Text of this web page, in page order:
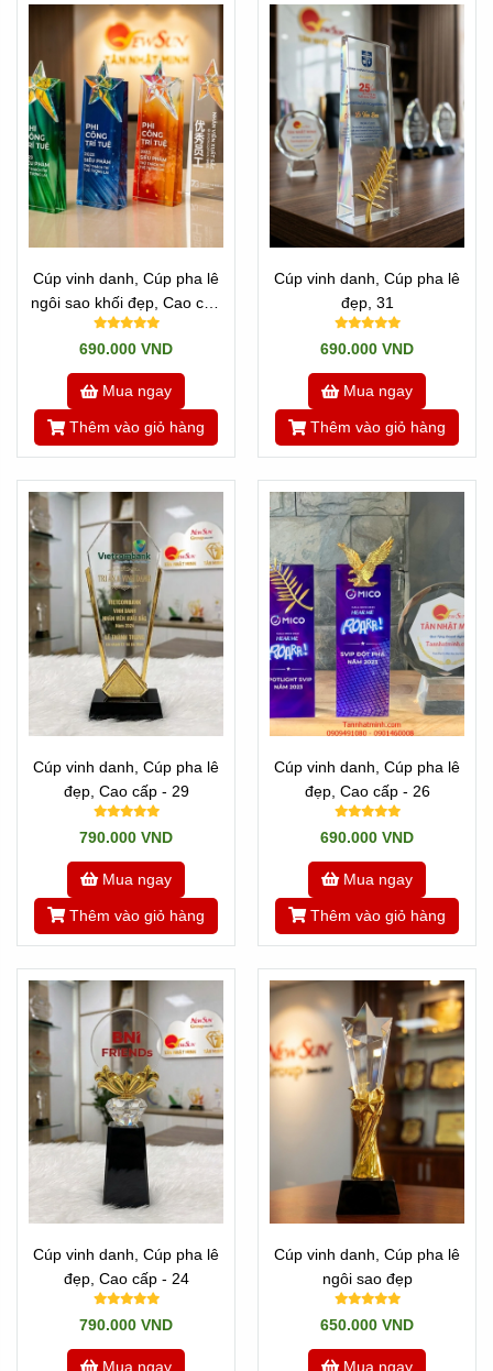
Cúp vinh danh, Cúp pha lê
ngôi sao khối đẹp, Cao cấp
-5
690.000 VND
Mua ngay
Thêm vào giỏ hàng
Cúp vinh danh, Cúp pha lê
đẹp, 31
690.000 VND
Mua ngay
Thêm vào giỏ hàng
Cúp vinh danh, Cúp pha lê
đẹp, Cao cấp - 29
790.000 VND
Mua ngay
Thêm vào giỏ hàng
Cúp vinh danh, Cúp pha lê
đẹp, Cao cấp - 26
690.000 VND
Mua ngay
Thêm vào giỏ hàng
Cúp vinh danh, Cúp pha lê
đẹp, Cao cấp - 24
790.000 VND
Mua ngay
Cúp vinh danh, Cúp pha lê
ngôi sao đẹp
650.000 VND
Mua ngay